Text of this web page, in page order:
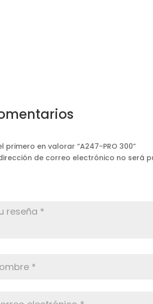
primero en valorar “A247-PRO 300”
de correo electrónico no será